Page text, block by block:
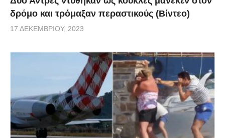
δρόμο και τρόμαξαν περαστικούς (Βίντεο)
17 ΔΕΚΕΜΒΡΊΟΥ, 2023